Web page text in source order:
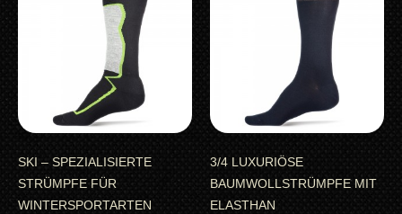
SKI – SPEZIALISIERTE
STRÜMPFE FÜR
WINTERSPORTARTEN
3/4 LUXURIÖSE
BAUMWOLLSTRÜMPFE MIT
ELASTHAN